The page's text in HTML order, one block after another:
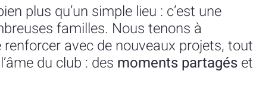
plus qu’un simple lieu : c’est une
familles. Nous tenons à
avec de nouveaux projets, tout
du club : des moments partagés et